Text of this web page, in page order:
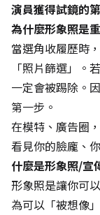
演員獲得試鏡的
為什麼形象照是
當選角收履歷時
「照片篩選」。
一定會被踢除。
第一步。
在模特、廣告圈
看見你的臉龐、
什麼是形象照/宣
形象照是讓你可
為可以「被想像